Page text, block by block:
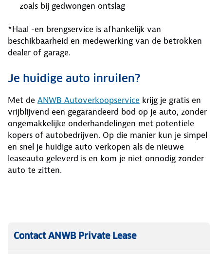
zoals bij gedwongen ontslag
*Haal -en brengservice is afhankelijk van
beschikbaarheid en medewerking van de betrokken
dealer of garage.
Je huidige auto inruilen?
Met de ANWB Autoverkoopservice krijg je gratis en
vrijblijvend een gegarandeerd bod op je auto, zonder
ongemakkelijke onderhandelingen met potentiele
kopers of autobedrijven. Op die manier kun je simpel
en snel je huidige auto verkopen als de nieuwe
leaseauto geleverd is en kom je niet onnodig zonder
auto te zitten.
Contact ANWB Private Lease